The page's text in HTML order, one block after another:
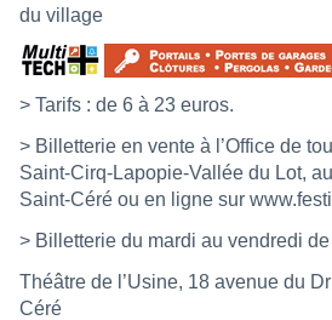
du village
> Tarifs : de 6 à 23 euros.
> Billetterie en vente à l’Office de
Saint-Cirq-Lapopie-Vallée du Lot,
Saint-Céré ou en ligne sur
> Billetterie du mardi au vendredi
Théâtre de l’Usine, 18 avenue du
Céré